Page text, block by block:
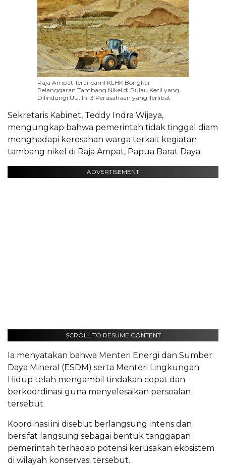
Raja Ampat Terancam! KLHK Bongkar
Pelanggaran Tambang Nikel di Pulau Kecil yang
Dilindungi UU, Ini 3 Perusahaan yang Terlibat
Sekretaris Kabinet, Teddy Indra Wijaya,
mengungkap bahwa pemerintah tidak tinggal diam
menghadapi keresahan warga terkait kegiatan
tambang nikel di Raja Ampat, Papua Barat Daya.
ADVERTISEMENT
SCROLL TO RESUME CONTENT
Ia menyatakan bahwa Menteri Energi dan Sumber
Daya Mineral (ESDM) serta Menteri Lingkungan
Hidup telah mengambil tindakan cepat dan
berkoordinasi guna menyelesaikan persoalan
tersebut.
Koordinasi ini disebut berlangsung intens dan
bersifat langsung sebagai bentuk tanggapan
pemerintah terhadap potensi kerusakan ekosistem
di wilayah konservasi tersebut.